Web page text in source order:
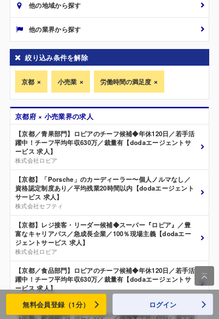
他の地域から探す
他の業界から探す
絞り込み条件を解除
京都 小売業 労働時間の満足度
京都府 × 小売業界の求人
【京都／青果部門】ロピアのチーフ候補◆年休120日／若手活
躍中！チーフ平均年収630万／裁量有【dodaエージェントサ
ービス 求人】
株式会社ロピア
【京都】「Porsche」のカーディーラー〜個人ノルマなし／
資格認定制度あり／平均残業20時間以内【dodaエージェント
サービス 求人】
株式会社セフティ
【京都】レジ接客・リーダー候補◆スーパー『ロピア』／豊
富なキャリアパス／急成長企業／100％現場主義【dodaエー
ジェントサービス 求人】
株式会社ロピア
【京都／食品部門】ロピアのチーフ候補◆年休120日／若手活
躍中！チーフ平均年収630万／裁量有【dodaエージェントサ
ービス 求人】
株式会社ロピア
【京都／鮮魚部門】ロピアのチーフ候補◆年休120日／若手活

無料会員登録（1分） ログイン